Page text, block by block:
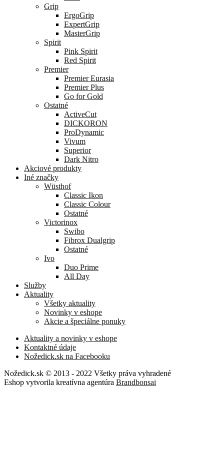
Grip
ErgoGrip
ExpertGrip
MasterGrip
Spirit
Pink Spirit
Red Spirit
Premier
Premier Eurasia
Premier Plus
Go for Gold
Ostatné
ActiveCut
DICKORON
ProDynamic
Vivum
Superior
Dark Nitro
Akciové produkty
Iné značky
Wüsthof
Classic Ikon
Classic Colour
Ostatné
Victorinox
Swibo
Fibrox Dualgrip
Ostatné
Ivo
Duo Prime
All Day
Služby
Aktuality
Všetky aktuality
Novinky v eshope
Akcie a špeciálne ponuky
Aktuality a novinky v eshope
Kontaktné údaje
Nožedick.sk na Facebooku
Nožedick.sk © 2013 - 2022 Všetky práva vyhradené
Eshop vytvorila kreatívna agentúra Brandbonsai